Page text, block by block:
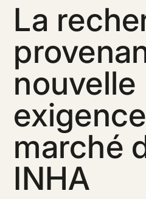
La
nouvelle
marché
INHA